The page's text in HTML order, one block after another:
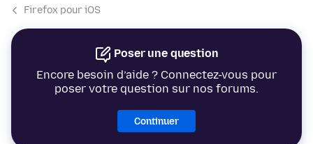
Firefox pour iOS
Poser une question
Encore besoin d’aide ? Connectez-vous pour
poser votre question sur nos forums.
Continuer